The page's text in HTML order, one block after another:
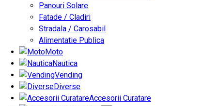
Panouri Solare
Fatade / Cladiri
Stradala / Carosabil
Alimentatie Publica
Moto
Nautica
Vending
Diverse
Accesorii Curatare